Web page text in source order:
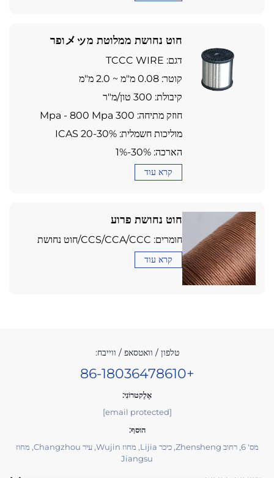
חוט נחושת ממלוטת מメッופר
(TCCC)
דגם: TCCC WIRE
קוטר: 0.08 מ"מ ~ 2.0 מ"מ
קיבולת: 300 טון/מ"ר
חוזק מתיחה: 300 Mpa - 800 Mpa
מוליכות חשמלית: 20-30% ICAS
הארכה: 1%-30%
קרא עוד
חוט נחושת פרוע
חומרים: CCS/CCA/CCC/חוט נחושת
קרא עוד
טלפון / וואטסאפ / ווייבח:
+86-18036478610
אֶלֶקטרוֹנִי:
[email protected]
הוסף:
מס' 6, רחוב Zhensheng, כיכר Lijia, מחוז Wujin, עיר Changzhou, מחוז
Jiangsu